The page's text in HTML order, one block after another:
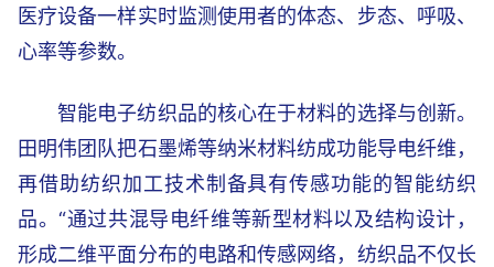
医疗设备一样实时监测使用者的体态、步态、呼吸、
心率等参数。
智能电子纺织品的核心在于材料的选择与创新。
田明伟团队把石墨烯等纳米材料纺成功能导电纤维，
再借助纺织加工技术制备具有传感功能的智能纺织
品。“通过共混导电纤维等新型材料以及结构设计，
形成二维平面分布的电路和传感网络，纺织品不仅长